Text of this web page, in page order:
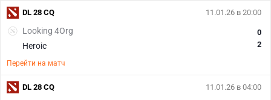
11.01.26 в 20:00
Looking 4Org
Heroic
0
2
Перейти на матч
DL 28 CQ
11.01.26 в 04:00
DL 28 CQ